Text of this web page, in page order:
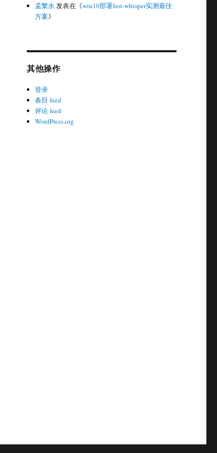
孟繁永 发表在《win10部署fast-whisper实测最佳
方案》
其他操作
登录
条目 feed
评论 feed
WordPress.org